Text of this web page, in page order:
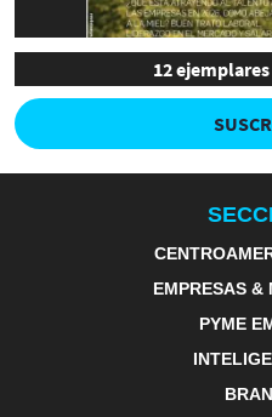
12
EMPRESAS &
PYME